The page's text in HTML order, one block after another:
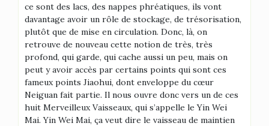
ce sont des lacs, des nappes phréatiques, ils vont
davantage avoir un rôle de stockage, de trésorisation,
plutôt que de mise en circulation. Donc, là, on
retrouve de nouveau cette notion de très, très
profond, qui garde, qui cache aussi un peu, mais on
peut y avoir accès par certains points qui sont ces
fameux points Jiaohui, dont enveloppe du cœur
Neiguan fait partie. Il nous ouvre donc vers un de ces
huit Merveilleux Vaisseaux, qui s’appelle le Yin Wei
Mai. Yin Wei Mai, ça veut dire le vaisseau de maintien